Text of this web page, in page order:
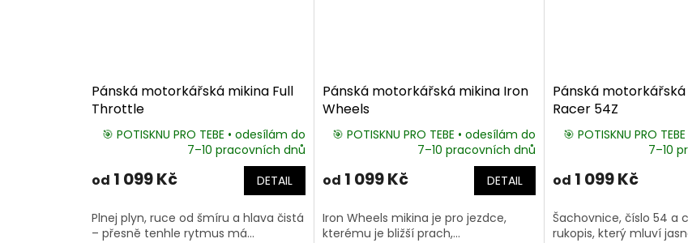
Pánská motorkářská mikina Full
Throttle
🎯 POTISKNU PRO TEBE • odesílám do
7–10 pracovních dnů
od 1 099 Kč DETAIL
Plnej plyn, ruce od šmíru a hlava čistá
– přesně tenhle rytmus má...
Pánská motorkářská mikina Iron
Wheels
🎯 POTISKNU PRO TEBE • odesílám do
7–10 pracovních dnů
od 1 099 Kč DETAIL
Iron Wheels mikina je pro jezdce,
kterému je bližší prach,...
Pánská
Racer 54Z
🎯 POTISKNU PRO
7–10
od 1 099 Kč
Šachovnice, číslo 54 a
rukopis, který mluví